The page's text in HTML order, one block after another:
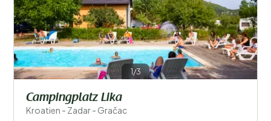
1/3
Campingplatz Lika
Kroatien - Zadar - Gračac